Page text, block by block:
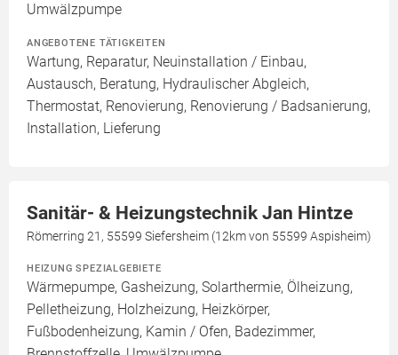
Umwälzpumpe
ANGEBOTENE TÄTIGKEITEN
Wartung, Reparatur, Neuinstallation / Einbau,
Austausch, Beratung, Hydraulischer Abgleich,
Thermostat, Renovierung, Renovierung / Badsanierung,
Installation, Lieferung
Sanitär- & Heizungstechnik Jan Hintze
Römerring 21, 55599 Siefersheim (12km von 55599 Aspisheim)
HEIZUNG SPEZIALGEBIETE
Wärmepumpe, Gasheizung, Solarthermie, Ölheizung,
Pelletheizung, Holzheizung, Heizkörper,
Fußbodenheizung, Kamin / Ofen, Badezimmer,